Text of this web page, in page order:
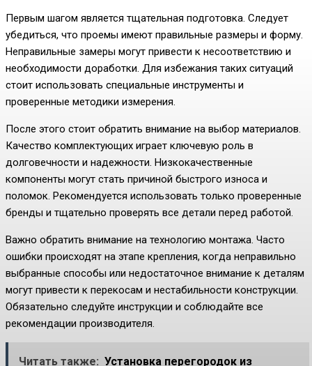
Первым шагом является тщательная подготовка. Следует
убедиться, что проемы имеют правильные размеры и форму.
Неправильные замеры могут привести к несоответствию и
необходимости доработки. Для избежания таких ситуаций
стоит использовать специальные инструменты и
проверенные методики измерения.
После этого стоит обратить внимание на выбор материалов.
Качество комплектующих играет ключевую роль в
долговечности и надежности. Низкокачественные
компоненты могут стать причиной быстрого износа и
поломок. Рекомендуется использовать только проверенные
бренды и тщательно проверять все детали перед работой.
Важно обратить внимание на технологию монтажа. Часто
ошибки происходят на этапе крепления, когда неправильно
выбранные способы или недостаточное внимание к деталям
могут привести к перекосам и нестабильности конструкции.
Обязательно следуйте инструкции и соблюдайте все
рекомендации производителя.
Читать также: Установка перегородок из